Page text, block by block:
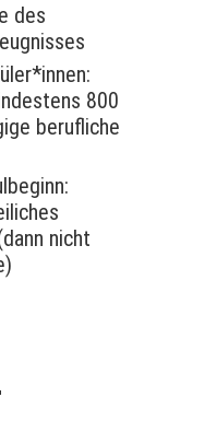
des
800
berufliche
nicht